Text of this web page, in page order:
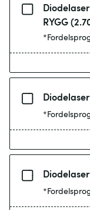
Diodelaser
RYGG